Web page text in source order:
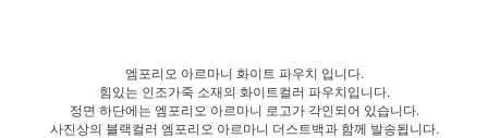
엠포리오 아르마니 화이트 파우치 입니다.
힘있는 인조가죽 소재의 화이트컬러 파우치입니다.
정면 하단에는 엠포리오 아르마니 로고가 각인되어 있습니다.
사진상의 블랙컬러 엠포리오 아르마니 더스트백과 함께 발송됩니다.